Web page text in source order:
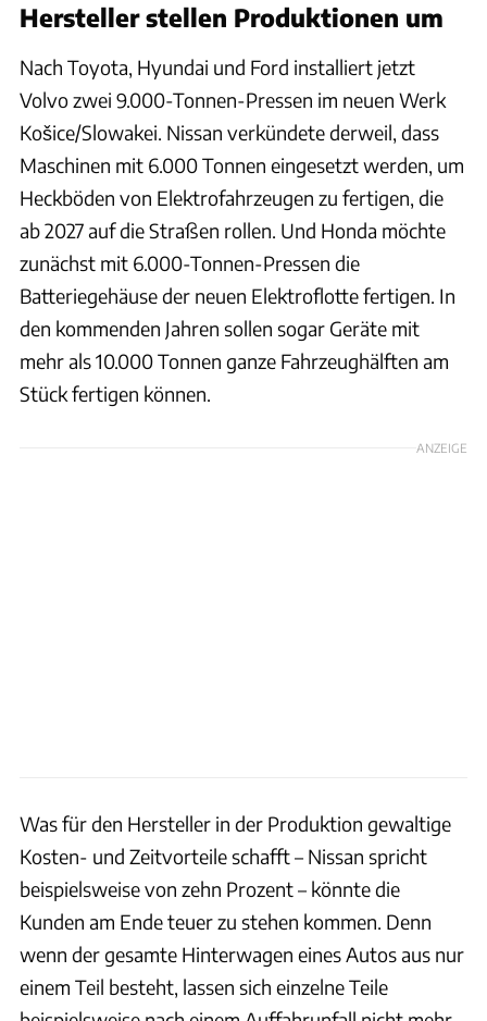
Hersteller stellen Produktionen um
Nach Toyota, Hyundai und Ford installiert jetzt
Volvo zwei 9.000-Tonnen-Pressen im neuen Werk
Košice/Slowakei. Nissan verkündete derweil, dass
Maschinen mit 6.000 Tonnen eingesetzt werden, um
Heckböden von Elektrofahrzeugen zu fertigen, die
ab 2027 auf die Straßen rollen. Und Honda möchte
zunächst mit 6.000-Tonnen-Pressen die
Batteriegehäuse der neuen Elektroflotte fertigen. In
den kommenden Jahren sollen sogar Geräte mit
mehr als 10.000 Tonnen ganze Fahrzeughälften am
Stück fertigen können.
ANZEIGE
Was für den Hersteller in der Produktion gewaltige
Kosten- und Zeitvorteile schafft – Nissan spricht
beispielsweise von zehn Prozent – könnte die
Kunden am Ende teuer zu stehen kommen. Denn
wenn der gesamte Hinterwagen eines Autos aus nur
einem Teil besteht, lassen sich einzelne Teile